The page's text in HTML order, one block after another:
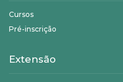
Cursos
Pré-inscrição
Extensão